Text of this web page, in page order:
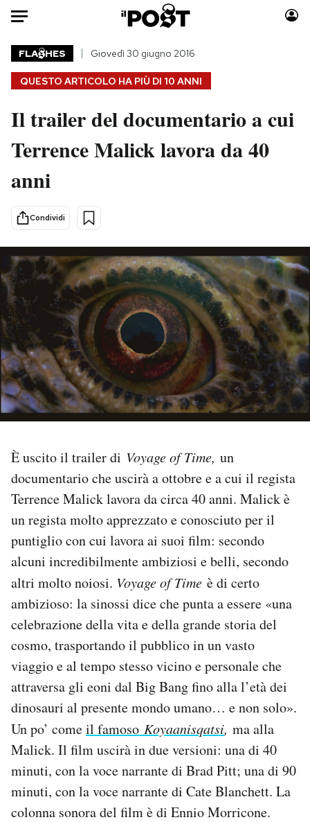
Auto
HOME
Italia
Politica
Tecnologia
Scienza
Economia
Sport
Moda
Consumismi
Altrecose
Mondiali calcio 2026
PODCAST
NEWSLETTER
SHOP
CALENDARIO
AREA PERSONALE
Notifiche mobile
Regala il Post
Hai bisogno di aiuto?
Esci
QUESTO ARTICOLO HA PIÙ DI 10 ANNI
FLA HES Giovedì 30 giugno 2016
Il trailer del documentario a cui
Terrence Malick lavora da 40
anni
Condividi
È uscito il trailer di Voyage of Time, un
documentario che uscirà a ottobre e a cui il regista
Terrence Malick lavora da circa 40 anni. Malick è
un regista molto apprezzato e conosciuto per il
puntiglio con cui lavora ai suoi film: secondo
alcuni incredibilmente ambiziosi e belli, secondo
altri molto noiosi. Voyage of Time è di certo
ambizioso: la sinossi dice che punta a essere «una
celebrazione della vita e della grande storia del
cosmo, trasportando il pubblico in un vasto
viaggio e al tempo stesso vicino e personale che
attraversa gli eoni dal Big Bang fino alla l’età dei
dinosauri al presente mondo umano… e non solo».
Un po’ comeil famoso Koyaanisqatsi, ma alla
Malick. Il film uscirà in due versioni: una di 40
minuti, con la voce narrante di Brad Pitt; una di 90
minuti, con la voce narrante di Cate Blanchett. La
colonna sonora del film è di Ennio Morricone.